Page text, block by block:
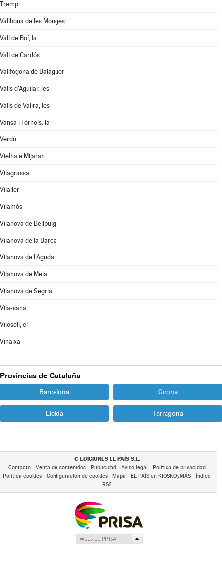
Tremp
Vallbona de les Monges
Vall de Boí, la
Vall de Cardós
Vallfogona de Balaguer
Valls d'Aguilar, les
Valls de Valira, les
Vansa i Fórnols, la
Verdú
Vielha e Mijaran
Vilagrassa
Vilaller
Vilamòs
Vilanova de Bellpuig
Vilanova de la Barca
Vilanova de l'Aguda
Vilanova de Meià
Vilanova de Segrià
Vila-sana
Vilosell, el
Vinaixa
Provincias de Cataluña
Barcelona Girona
Lleida Tarragona
© EDICIONES EL PAÍS S.L.
Contacto Venta de contenidos Publicidad Aviso legal
Política de privacidad
Política cookies
Configuración de cookies Mapa EL PAÍS en KIOSKOyMÁS
Índice
RSS